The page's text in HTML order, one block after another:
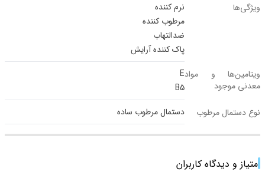
ویژگی‌ها
نرم کننده
مرطوب کننده
ضدالتهاب
پاک کننده آرایش
ویتامین‌ها و مواد
معدنی موجود
E
B5
نوع دستمال مرطوب
دستمال مرطوب ساده
امتیاز و دیدگاه کاربران